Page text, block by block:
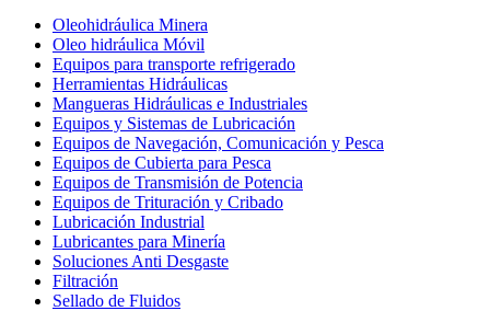
Oleohidráulica Minera
Oleo hidráulica Móvil
Equipos para transporte refrigerado
Herramientas Hidráulicas
Mangueras Hidráulicas e Industriales
Equipos y Sistemas de Lubricación
Equipos de Navegación, Comunicación y Pesca
Equipos de Cubierta para Pesca
Equipos de Transmisión de Potencia
Equipos de Trituración y Cribado
Lubricación Industrial
Lubricantes para Minería
Soluciones Anti Desgaste
Filtración
Sellado de Fluidos